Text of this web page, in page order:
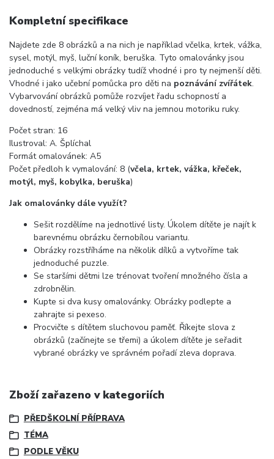
Kompletní specifikace
Najdete zde 8 obrázků a na nich je například včelka, krtek, vážka,
sysel, motýl, myš, luční koník, beruška. Tyto omalovánky jsou
jednoduché s velkými obrázky tudíž vhodné i pro ty nejmenší děti.
Vhodné i jako učební pomůcka pro děti na poznávání zvířátek.
Vybarvování obrázků pomůže rozvíjet řadu schopností a
dovedností, zejména má velký vliv na jemnou motoriku ruky.
Počet stran: 16
Ilustroval: A. Šplíchal
Formát omalovánek: A5
Počet předloh k vymalování: 8 (včela, krtek, vážka, křeček,
motýl, myš, kobylka, beruška)
Jak omalovánky dále využít?
Sešit rozdělíme na jednotlivé listy. Úkolem dítěte je najít k
barevnému obrázku černobílou variantu.
Obrázky rozstříháme na několik dílků a vytvoříme tak
jednoduché puzzle.
Se staršími dětmi lze trénovat tvoření množného čísla a
zdrobnělin.
Kupte si dva kusy omalovánky. Obrázky podlepte a
zahrajte si pexeso.
Procvičte s dítětem sluchovou paměť. Říkejte slova z
obrázků (začínejte se třemi) a úkolem dítěte je seřadit
vybrané obrázky ve správném pořadí zleva doprava.
Zboží zařazeno v kategoriích
PŘEDŠKOLNÍ PŘÍPRAVA
TÉMA
PODLE VĚKU